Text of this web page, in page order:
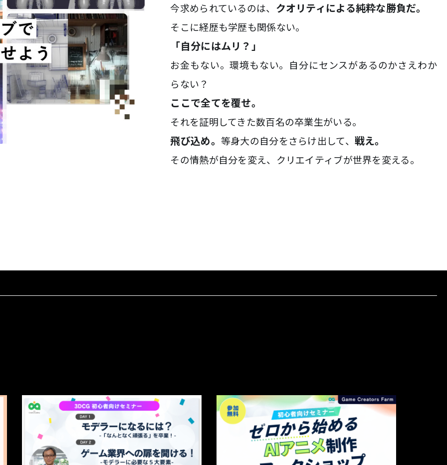
今求められているのは、 クオリティによる純粋な勝負だ。
そこに経歴も学歴も関係ない。
「自分にはムリ？」
お金もない。環境もない。自分にセンスがあるのかさえわか
らない？
ここで全てを覆せ。
それを証明してきた数百名の卒業生がいる。
飛び込め。 等身大の自分をさらけ出して、 戦え。
その情熱が自分を変え、クリエイティブが世界を変える。